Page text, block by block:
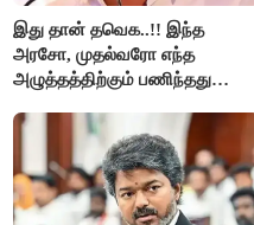
இது தான் தவெக..!! இந்த
அரசோ, முதல்வரோ எந்த
அழுத்தத்திற்கும் பணிந்தது
அருண்ராஜ்..!